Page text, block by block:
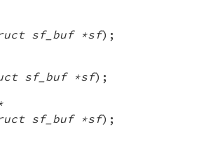
sf_buf *sf);
sf_buf *sf);
sf_buf *sf);